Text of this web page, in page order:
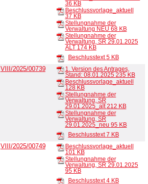
36 KB
Beschlussvorlage_aktuell
37 KB
Stellungnahme der
Verwaltung NEU 68 KB
Stellungnahme der
Verwaltung, SR 29.01.2025
ALT 174 KB
Beschlusstext5 KB
VIII/2025/00739
1. Version des Antrages,
Stand: 08.01.2025 235 KB
Beschlussvorlage_aktuell
128 KB
Stellungnahme der
Verwaltung, SR
29.01.2025_alt212 KB
Stellungnahme der
Verwaltung, SR
29.01.2025_neu 95 KB
Beschlusstext7 KB
VIII/2025/00749
Beschlussvorlage_aktuell
101 KB
Stellungnahme der
Verwaltung, SR 29.01.2025
95 KB
Beschlusstext4 KB